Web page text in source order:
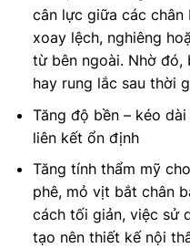
cân lực giữa các chân
xoay lệch, nghiêng
từ bên ngoài. Nhờ đó,
hay rung lắc sau thời
Tăng độ bền – kéo
liên kết ổn định
Tăng tính thẩm mỹ
phê, mỏ vịt bắt chân
cách tối giản, việc sử
tạo nên thiết kế nội